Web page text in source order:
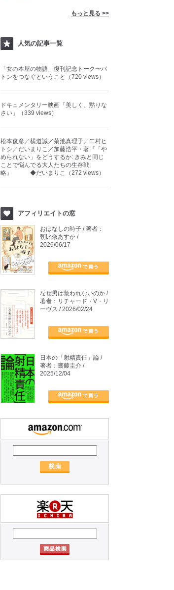
もっと見る >>
人気の記事一覧
「女の本屋の物語」復刊記念トーク〜バ
トンをつなぐということ（720 views）
ドキュメンタリー映画「美しく、黙りな
さい」（339 views）
松本俊彦／横道誠／菊池真理子／二村ヒ
トシ／だいまりこ／加藤浩平・著『「や
められない」をどうするか: きみと同じ
ことで悩んでる大人たちの生存戦
略』 ◆だいまりこ（272 views）
アフィリエイトの窓
おはなしの時子 / 著者：
朝比奈あすか /
2026/06/17
なぜ男は救われないのか /
著者：リチャード・V・リ
ーヴス / 2026/02/24
日本の「射精責任」論 /
著者：齋藤圭介 /
2025/12/04